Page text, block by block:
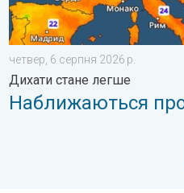
четвер, 6 серпня 2026 р.
Дихати стане легше
Наближаються